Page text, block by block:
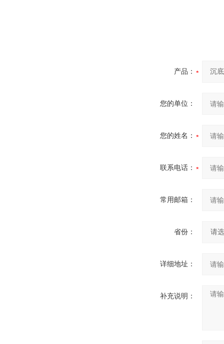
产品：
您的单位：
您的姓名：
联系电话：
常用邮箱：
省份：
详细地址：
补充说明：